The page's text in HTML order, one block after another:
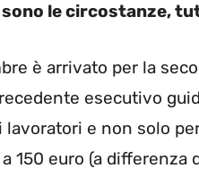
sono le circostanze,
è arrivato per la
esecutivo
e non solo
150 euro (a